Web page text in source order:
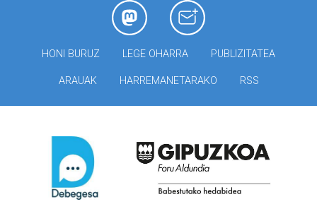
HONI BURUZ LEGE OHARRA PUBLIZITATEA
ARAUAK HARREMANETARAKO RSS